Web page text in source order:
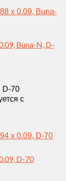
Buna-N, D-
D-70
с
D-70